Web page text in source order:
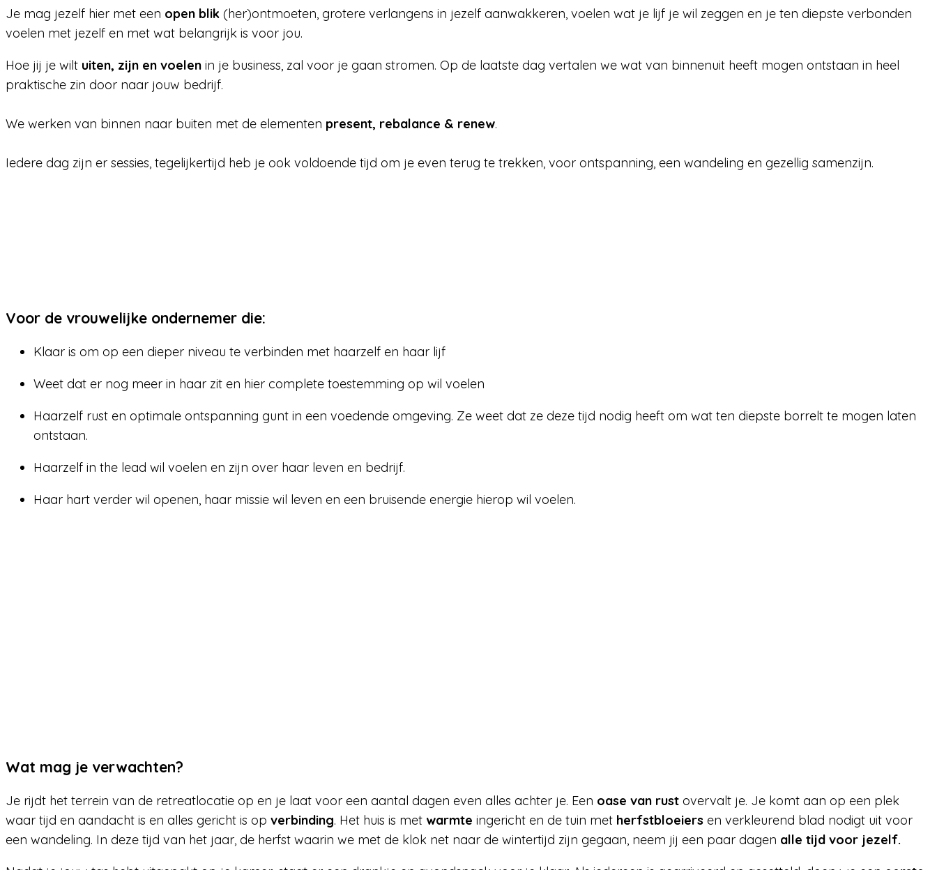
Je mag jezelf hier met een open blik (her)ontmoeten, grotere verlangens in jezelf aanwakkeren, voelen wat je lijf je wil zeggen en je ten diepste verbonden
voelen met jezelf en met wat belangrijk is voor jou.
Hoe jij je wilt uiten, zijn en voelen in je business, zal voor je gaan stromen. Op de laatste dag vertalen we wat van binnenuit heeft mogen ontstaan in heel
praktische zin door naar jouw bedrijf.
We werken van binnen naar buiten met de elementen present, rebalance & renew.
Iedere dag zijn er sessies, tegelijkertijd heb je ook voldoende tijd om je even terug te trekken, voor ontspanning, een wandeling en gezellig samenzijn.
Voor de vrouwelijke ondernemer die:
Klaar is om op een dieper niveau te verbinden met haarzelf en haar lijf
Weet dat er nog meer in haar zit en hier complete toestemming op wil voelen
Haarzelf rust en optimale ontspanning gunt in een voedende omgeving. Ze weet dat ze deze tijd nodig heeft om wat ten diepste borrelt te mogen laten
ontstaan.
Haarzelf in the lead wil voelen en zijn over haar leven en bedrijf.
Haar hart verder wil openen, haar missie wil leven en een bruisende energie hierop wil voelen.
Wat mag je verwachten?
Je rijdt het terrein van de retreatlocatie op en je laat voor een aantal dagen even alles achter je. Een oase van rust overvalt je. Je komt aan op een plek
waar tijd en aandacht is en alles gericht is op verbinding. Het huis is met warmte ingericht en de tuin met herfstbloeiers en verkleurend blad nodigt uit voor
een wandeling. In deze tijd van het jaar, de herfst waarin we met de klok net naar de wintertijd zijn gegaan, neem jij een paar dagen alle tijd voor jezelf.